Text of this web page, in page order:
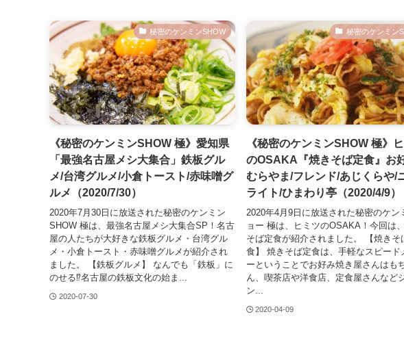
秘密のケンミンSHOW
《秘密のケンミンSHOW 極》愛知県
「最強名古屋メシ大集合」鉄板グル
メ/台湾グルメ/小倉トースト/赤味噌グ
ルメ（2020/7/30）
2020年7月30日に放送された秘密のケンミン
SHOW 極は、最強名古屋メシ大集合SP！名古
屋の人たちが大好きな鉄板グルメ・台湾グル
メ・小倉トースト・赤味噌グルメが紹介され
ました。 【鉄板グルメ】 なんでも「鉄板」に
のせる⁉名古屋の鉄板文化の始ま...
2020-07-30
秘密のケンミン
《秘密のケンミンSHOW 極》
のOSAKA『焼きそば定食』お
むらやま/フレンド/あじくらや/
ライト/ひまわり亭（2020/4/9）
2020年4月9日に放送された秘密のケン
ョー 極は、ヒミツのOSAKA！今回は
そば定食が紹介されました。 【焼きそ
食】 焼きそば定食は、手軽なスピード
ーということでお好み焼き屋さんはも
ん、喫茶店や洋食店、定食屋さんなど
ン...
2020-04-09